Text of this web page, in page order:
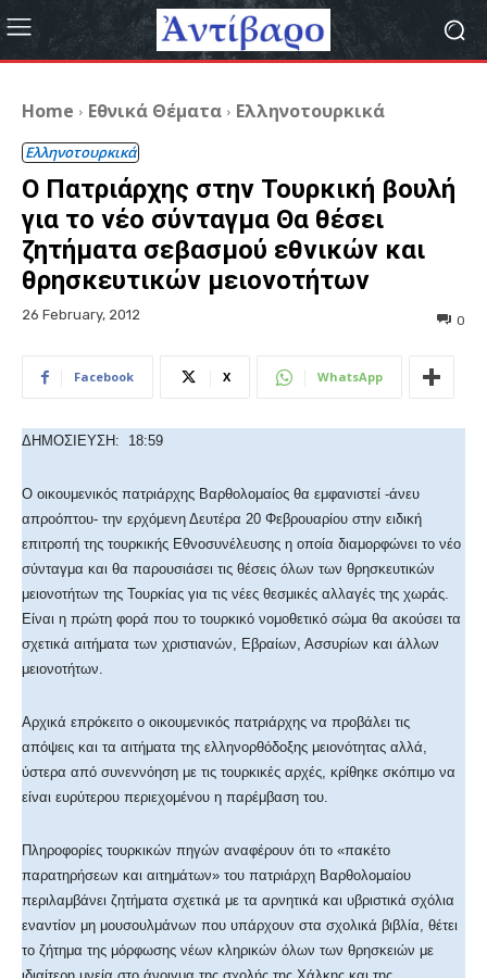
Home Εθνικά Θέματα Ελληνοτουρκικά
Ελληνοτουρκικά
Ο Πατριάρχης στην Τουρκική βουλή
για το νέο σύνταγμα Θα θέσει
ζητήματα σεβασμού εθνικών και
θρησκευτικών μειονοτήτων
26 February, 2012 0
Facebook X WhatsApp
ΔΗΜΟΣΙΕΥΣΗ: 18:59
Ο οικουμενικός πατριάρχης Βαρθολομαίος θα εμφανιστεί -άνευ
απροόπτου- την ερχόμενη Δευτέρα 20 Φεβρουαρίου στην ειδική
επιτροπή της τουρκικής Εθνοσυνέλευσης η οποία διαμορφώνει το νέο
σύνταγμα και θα παρουσιάσει τις θέσεις όλων των θρησκευτικών
μειονοτήτων της Τουρκίας για τις νέες θεσμικές αλλαγές της χωράς.
Είναι η πρώτη φορά που το τουρκικό νομοθετικό σώμα θα ακούσει τα
σχετικά αιτήματα των χριστιανών, Εβραίων, Ασσυρίων και άλλων
μειονοτήτων.
Αρχικά επρόκειτο ο οικουμενικός πατριάρχης να προβάλει τις
απόψεις και τα αιτήματα της ελληνορθόδοξης μειονότητας αλλά,
ύστερα από συνεννόηση με τις τουρκικές αρχές, κρίθηκε σκόπιμο να
είναι ευρύτερου περιεχομένου η παρέμβαση του.
Πληροφορίες τουρκικών πηγών αναφέρουν ότι το «πακέτο
παρατηρήσεων και αιτημάτων» του πατριάρχη Βαρθολομαίου
περιλαμβάνει ζητήματα σχετικά με τα αρνητικά και υβριστικά σχόλια
εναντίον μη μουσουλμάνων που υπάρχουν στα σχολικά βιβλία, θέτει
το ζήτημα της μόρφωσης νέων κληρικών όλων των θρησκειών με